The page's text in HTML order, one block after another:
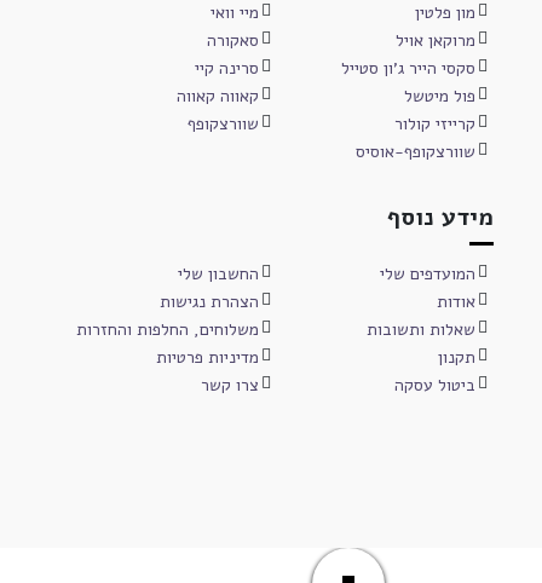
מון פלטין
מיי וואי
מרוקאן אויל
סאקורה
סקסי הייר ג'ון סטייל
סרינה קיי
פול מיטשל
קאווה קאווה
קרייזי קולור
שוורצקופף
שוורצקופף-אוסיס
מידע נוסף
המועדפים שלי
החשבון שלי
אודות
הצהרת נגישות
שאלות ותשובות
משלוחים, החלפות והחזרות
תקנון
מדיניות פרטיות
ביטול עסקה
צרו קשר